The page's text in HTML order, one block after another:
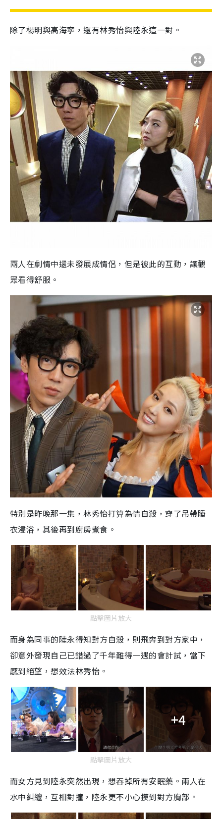
除了楊明與高海寧，還有林秀怡與陸永這一對。
兩人在劇情中還未發展成情侶，但是彼此的互動，讓觀
眾看得舒服。
特別是昨晚那一集，林秀怡打算為情自殺，穿了吊帶睡
衣浸浴，其後再到廚房煮食。
點擊圖片放大
而身為同事的陸永得知對方自殺，則飛奔到對方家中，
卻意外發現自己已錯過了千年難得一遇的會計試，當下
感到絕望，想效法林秀怡。
+4
點擊圖片放大
而女方見到陸永突然出現，想吞掉所有安眠藥。兩人在
水中糾纏，互相對撞，陸永更不小心摸到對方胸部。